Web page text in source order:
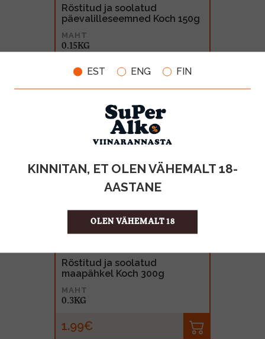
EST ENG FIN
KINNITAN, ET OLEN VÄHEMALT 18-
AASTANE
OLEN VÄHEMALT 18
Röstitud ja soolatud
päevalilleseemned Koch 150g
MAHT
0.15KG
0.99€
Röstitud ja soolatud
maapähkel Koch 300g
MAHT
0.3KG
1.99€